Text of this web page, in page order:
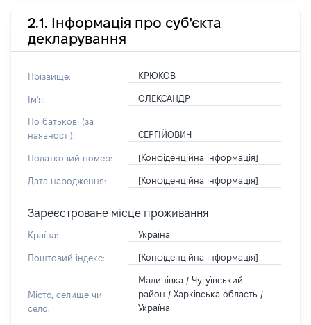
2.1. Інформація про суб'єкта
декларування
Прізвище: КРЮКОВ
Ім'я: ОЛЕКСАНДР
По батькові (за
наявності):
СЕРГІЙОВИЧ
Податковий номер: [Конфіденційна інформація]
Дата народження: [Конфіденційна інформація]
Зареєстроване місце проживання
Країна: Україна
Поштовий індекс: [Конфіденційна інформація]
Місто, селище чи
село:
Малинівка / Чугуївський
район / Харківська область /
Україна